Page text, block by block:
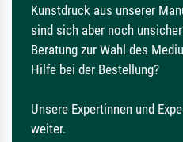
Kunstdruck aus unserer
sind sich aber noch
Beratung zur Wahl des
Hilfe bei der Bestellung?
Unsere Expertinnen und
weiter.